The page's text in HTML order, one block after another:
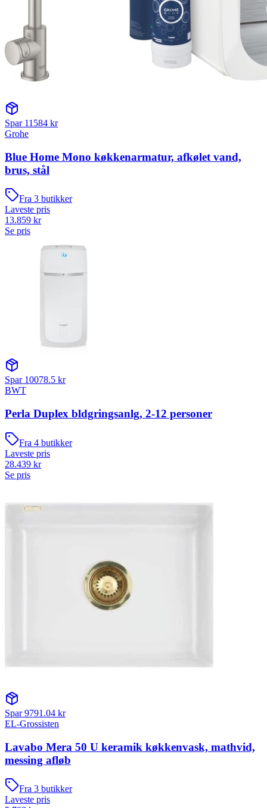
Spar 11584 kr
Grohe
Blue Home Mono køkkenarmatur, afkølet vand,
brus, stål
Fra 3 butikker
Laveste pris
13.859 kr
Se pris
Spar 10078.5 kr
BWT
Perla Duplex bldgringsanlg, 2-12 personer
Fra 4 butikker
Laveste pris
28.439 kr
Se pris
Spar9791.04 kr
EL-Grossisten
Lavabo Mera 50 U keramik køkkenvask, mathvid,
messing afløb
Fra 3 butikker
Laveste pris